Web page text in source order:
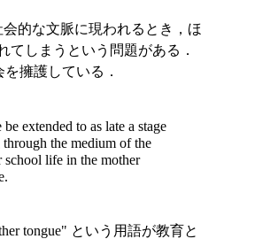
的な文脈に現われるとき，ほ
てしまうという問題がある．
擁護している．
extended to as late a stage
the medium of the
school life in the mother
tongue" という用語が教育と